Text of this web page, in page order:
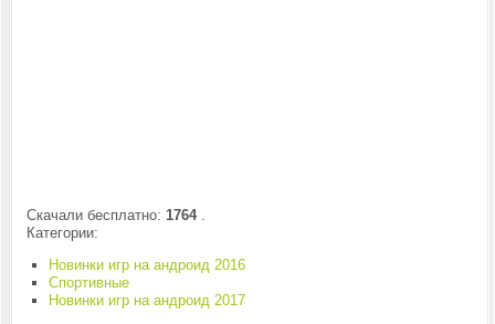
Скачали бесплатно: 1764.
Категории:
Новинки игр на андроид 2016
Спортивные
Новинки игр на андроид 2017